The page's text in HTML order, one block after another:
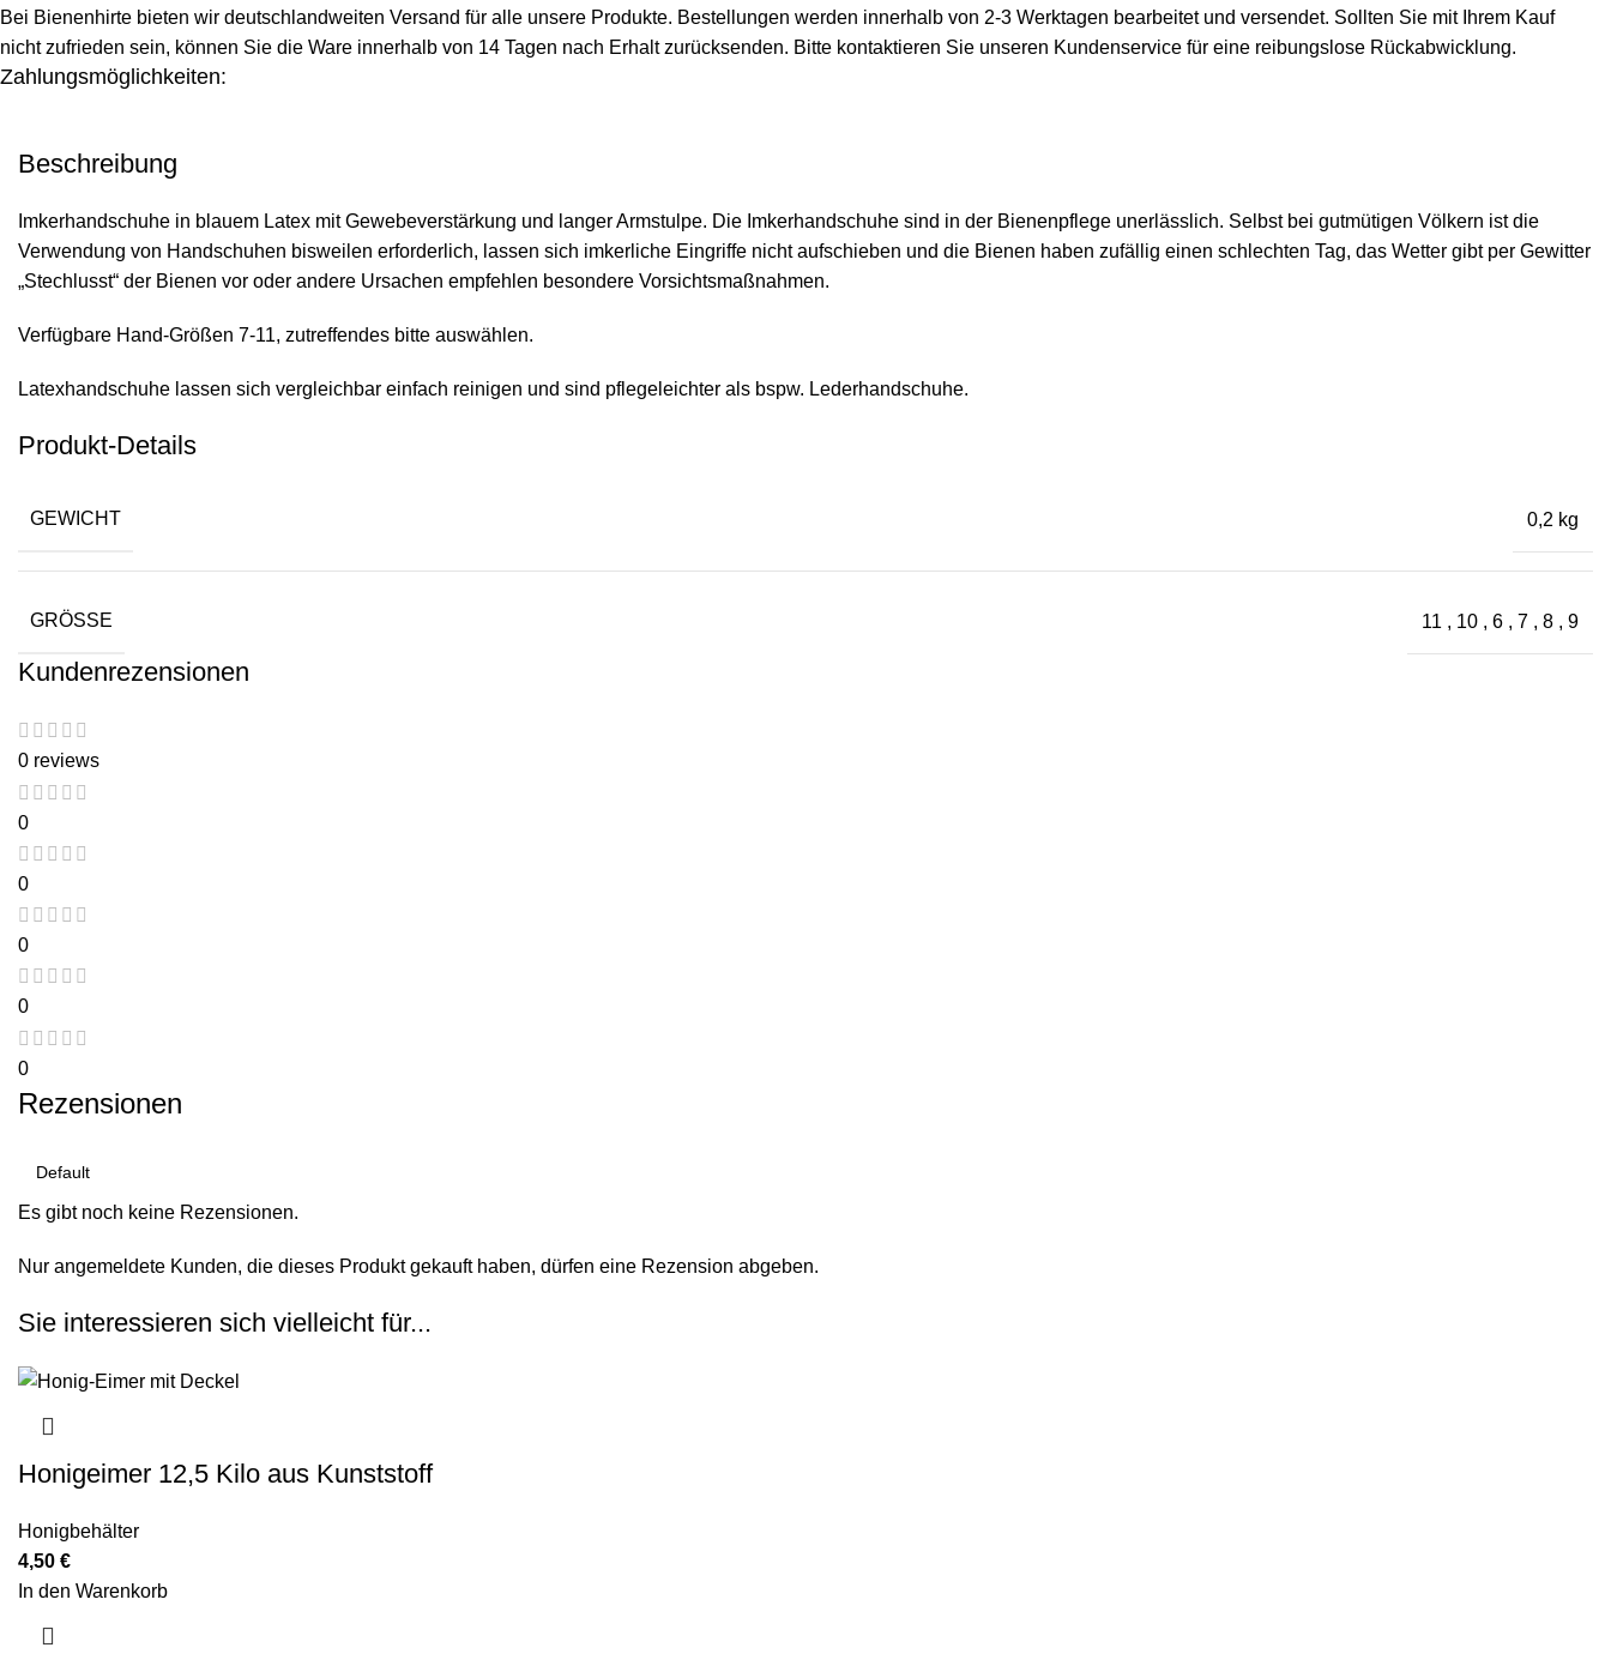
Bei Bienenhirte bieten wir deutschlandweiten Versand für alle unsere Produkte. Bestellungen werden innerhalb von 2-3 Werktagen bearbeitet und versendet. Sollten Sie mit Ihrem Kauf
nicht zufrieden sein, können Sie die Ware innerhalb von 14 Tagen nach Erhalt zurücksenden. Bitte kontaktieren Sie unseren Kundenservice für eine reibungslose Rückabwicklung.
Zahlungsmöglichkeiten:
Beschreibung
Imkerhandschuhe in blauem Latex mit Gewebeverstärkung und langer Armstulpe. Die Imkerhandschuhe sind in der Bienenpflege unerlässlich. Selbst bei gutmütigen Völkern ist die
Verwendung von Handschuhen bisweilen erforderlich, lassen sich imkerliche Eingriffe nicht aufschieben und die Bienen haben zufällig einen schlechten Tag, das Wetter gibt per Gewitter
„Stechlusst“ der Bienen vor oder andere Ursachen empfehlen besondere Vorsichtsmaßnahmen.
Verfügbare Hand-Größen 7-11, zutreffendes bitte auswählen.
Latexhandschuhe lassen sich vergleichbar einfach reinigen und sind pflegeleichter als bspw. Lederhandschuhe.
Produkt-Details
GEWICHT 0,2 kg
GRÖSSE 11 , 10 , 6 , 7 , 8 , 9
Kundenrezensionen
0 reviews
0
0
0
0
0
Rezensionen
Es gibt noch keine Rezensionen.
Nur angemeldete Kunden, die dieses Produkt gekauft haben, dürfen eine Rezension abgeben.
Sie interessieren sich vielleicht für...
Honigeimer 12,5 Kilo aus Kunststoff
Honigbehälter
4,50 €
In den Warenkorb